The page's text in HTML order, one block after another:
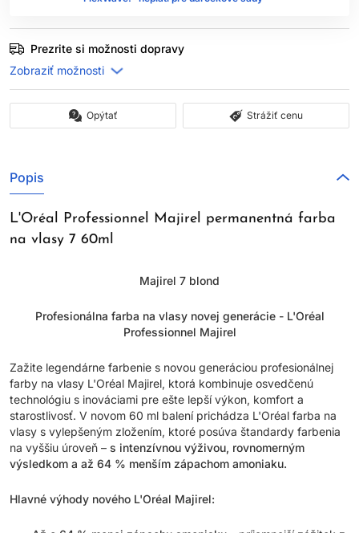
Prezrite si možnosti dopravy
Opýtať Strážiť cenu
Popis
L'Oréal Professionnel Majirel permanentná farba
na vlasy 7 60ml
Majirel 7 blond
Profesionálna farba na vlasy novej generácie - L'Oréal
Professionnel Majirel
Zažite legendárne farbenie s novou generáciou profesionálnej
farby na vlasy L'Oréal Majirel, ktorá kombinuje osvedčenú
technológiu s inováciami pre ešte lepší výkon, komfort a
starostlivosť. V novom 60 ml balení prichádza L'Oréal farba na
vlasy s vylepšeným zložením, ktoré posúva štandardy farbenia
na vyššiu úroveň – s intenzívnou výživou, rovnomerným
výsledkom a až 64 % menším zápachom amoniaku.
Hlavné výhody nového L'Oréal Majirel: